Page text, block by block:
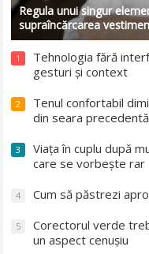
Regula unui singur
supraîncărcarea
1
Tehnologia fără
gesturi și context
2
Tenul confortabil
din seara precedentă
3
Viața în cuplu după
care se vorbește rar
4 Cum să păstrezi
5
Corectorul verde
un aspect cenușiu